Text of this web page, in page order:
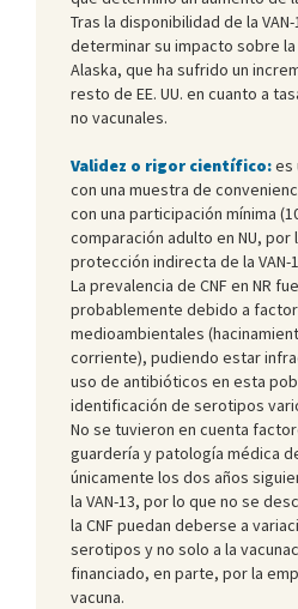
Tras la disponibilidad de la VAN-
determinar su impacto sobre la
Alaska, que ha sufrido un
resto de EE. UU. en cuanto a
no vacunales.
Validez o rigor científico:es
con una muestra de
con una participación mínima
comparación adulto en NU,
protección indirecta de la
La prevalencia de CNF en NR
probablemente debido a
medioambientales
corriente), pudiendo estar
uso de antibióticos en esta
identificación de serotipos
No se tuvieron en cuenta
guardería y patología médica
únicamente los dos años
la VAN-13, por lo que no se
la CNF puedan deberse a
serotipos y no solo a la
financiado, en parte, por la
vacuna.